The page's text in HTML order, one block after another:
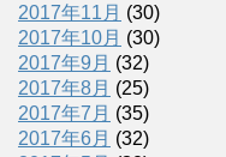
2017年11月 (30)
2017年10月 (30)
2017年9月 (32)
2017年8月 (25)
2017年7月 (35)
2017年6月 (32)